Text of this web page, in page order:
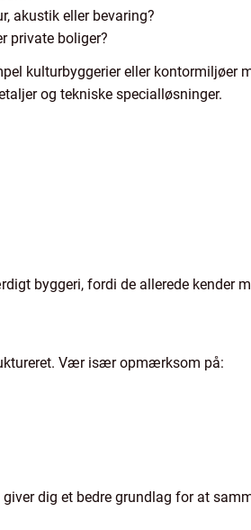
akustik eller bevaring?
private boliger?
kulturbyggerier eller kontormiljøer
og tekniske specialløsninger.
byggeri, fordi de allerede kender
Vær især opmærksom på:
dig et bedre grundlag for at